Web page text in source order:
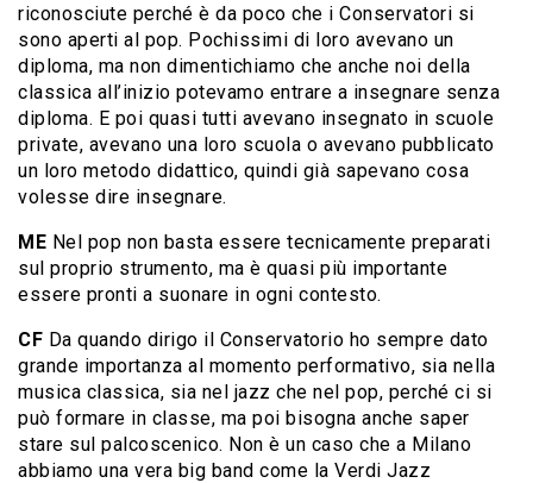
riconosciute perché è da poco che i Conservatori si
sono aperti al pop. Pochissimi di loro avevano un
diploma, ma non dimentichiamo che anche noi della
classica all’inizio potevamo entrare a insegnare senza
diploma. E poi quasi tutti avevano insegnato in scuole
private, avevano una loro scuola o avevano pubblicato
un loro metodo didattico, quindi già sapevano cosa
volesse dire insegnare.
ME Nel pop non basta essere tecnicamente preparati
sul proprio strumento, ma è quasi più importante
essere pronti a suonare in ogni contesto.
CF Da quando dirigo il Conservatorio ho sempre dato
grande importanza al momento performativo, sia nella
musica classica, sia nel jazz che nel pop, perché ci si
può formare in classe, ma poi bisogna anche saper
stare sul palcoscenico. Non è un caso che a Milano
abbiamo una vera big band come la Verdi Jazz